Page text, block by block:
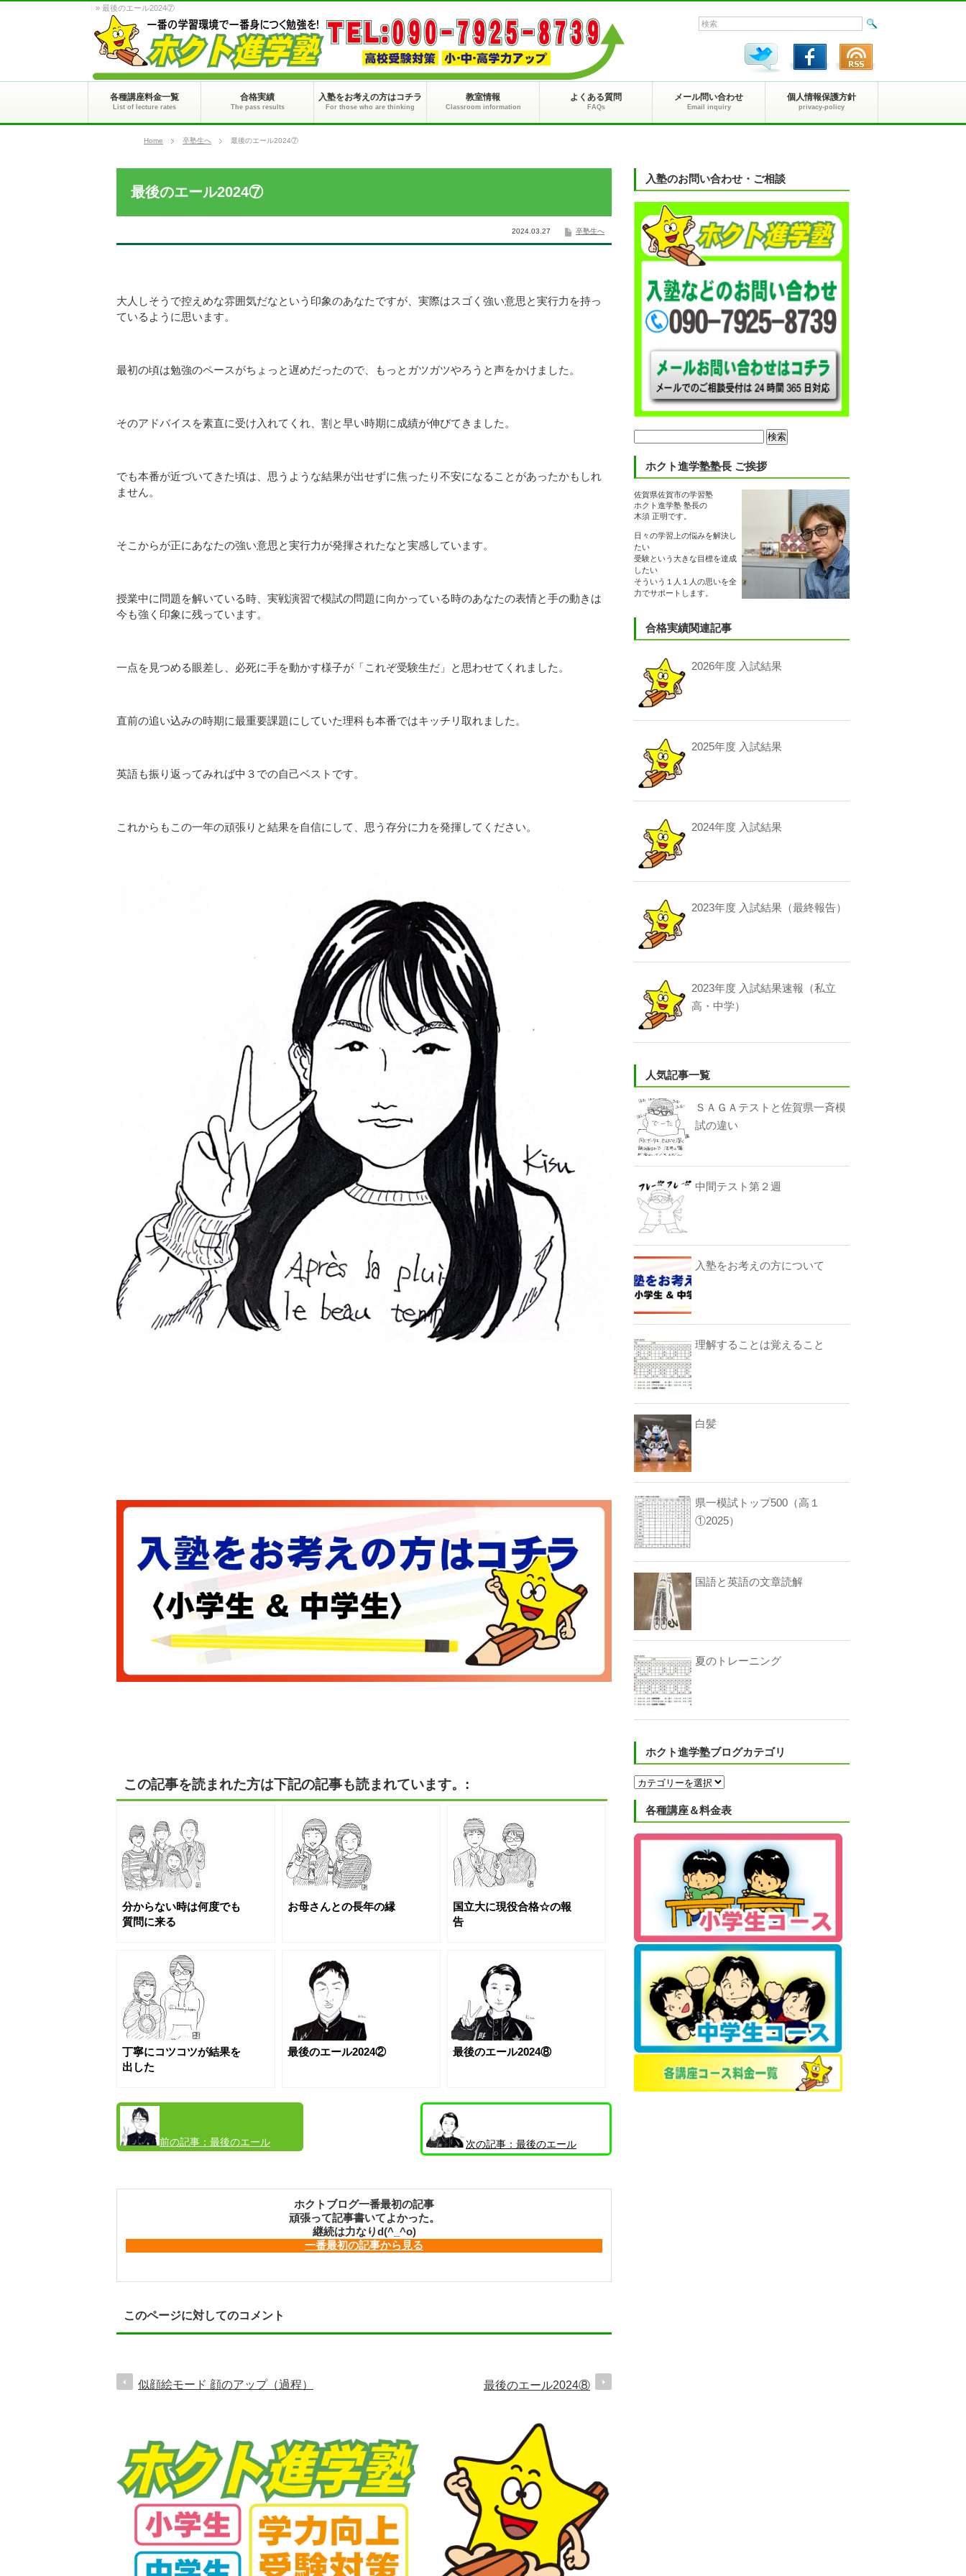
» 最後のエール2024⑦
各種講座料金一覧
List of lecture rates
合格実績
The pass results
入塾をお考えの方はコチラ
For those who are thinking
教室情報
Classroom information
よくある質問
FAQs
メール問い合わせ
Email inquiry
個人情報保護方針
privacy-policy
Home 卒塾生へ 最後のエール2024⑦
最後のエール2024⑦
卒塾生へ
2024.03.27
大人しそうで控えめな雰囲気だなという印象のあなたですが、実際はスゴく強い意思と実行力を持っ
ているように思います。
最初の頃は勉強のペースがちょっと遅めだったので、もっとガツガツやろうと声をかけました。
そのアドバイスを素直に受け入れてくれ、割と早い時期に成績が伸びてきました。
でも本番が近づいてきた頃は、思うような結果が出せずに焦ったり不安になることがあったかもしれ
ません。
そこからが正にあなたの強い意思と実行力が発揮されたなと実感しています。
授業中に問題を解いている時、実戦演習で模試の問題に向かっている時のあなたの表情と手の動きは
今も強く印象に残っています。
一点を見つめる眼差し、必死に手を動かす様子が「これぞ受験生だ」と思わせてくれました。
直前の追い込みの時期に最重要課題にしていた理科も本番ではキッチリ取れました。
英語も振り返ってみれば中３での自己ベストです。
これからもこの一年の頑張りと結果を自信にして、思う存分に力を発揮してください。
この記事を読まれた方は下記の記事も読まれています。:
分からない時は何度でも
質問に来る
お母さんとの長年の縁
国立大に現役合格☆の報
告
丁寧にコツコツが結果を
出した
最後のエール2024② 最後のエール2024⑧
前の記事： 最後のエール
次の記事： 最後のエール
2024⑧
ホクトブログ一番最初の記事
頑張って記事書いてよかった。
継続は力なりd(^_^o)
一番最初の記事から見る
このページに対してのコメント
似顔絵モード 顔のアップ（過程） 最後のエール2024⑧
入塾のお問い合わせ・ご相談
検
索:
ホクト進学塾塾長 ご挨拶
佐賀県佐賀市の学習塾
ホクト進学塾 塾長の
木須 正明です。
日々の学習上の悩みを解決し
たい
受験という大きな目標を達成
したい
そういう１人１人の思いを全
力でサポートします。
合格実績関連記事
2026年度 入試結果
2025年度 入試結果
2024年度 入試結果
2023年度 入試結果（最終報告）
2023年度 入試結果速報（私立
高・中学）
人気記事一覧
ＳＡＧＡテストと佐賀県一斉模
試の違い
中間テスト第２週
入塾をお考えの方について
理解することは覚えること
白髪
県一模試トップ500（高１
①2025）
国語と英語の文章読解
夏のトレーニング
ホクト進学塾ブログカテゴリ
ホ
ク
ト
学
塾
各種講座＆料金表